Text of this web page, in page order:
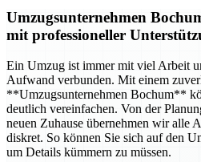
Umzugsunternehmen
mit professioneller
Ein Umzug ist immer mit viel Arbeit
Aufwand verbunden. Mit einem
**Umzugsunternehmen Bochum**
deutlich vereinfachen. Von der
neuen Zuhause übernehmen wir alle
diskret. So können Sie sich auf den
um Details kümmern zu müssen.